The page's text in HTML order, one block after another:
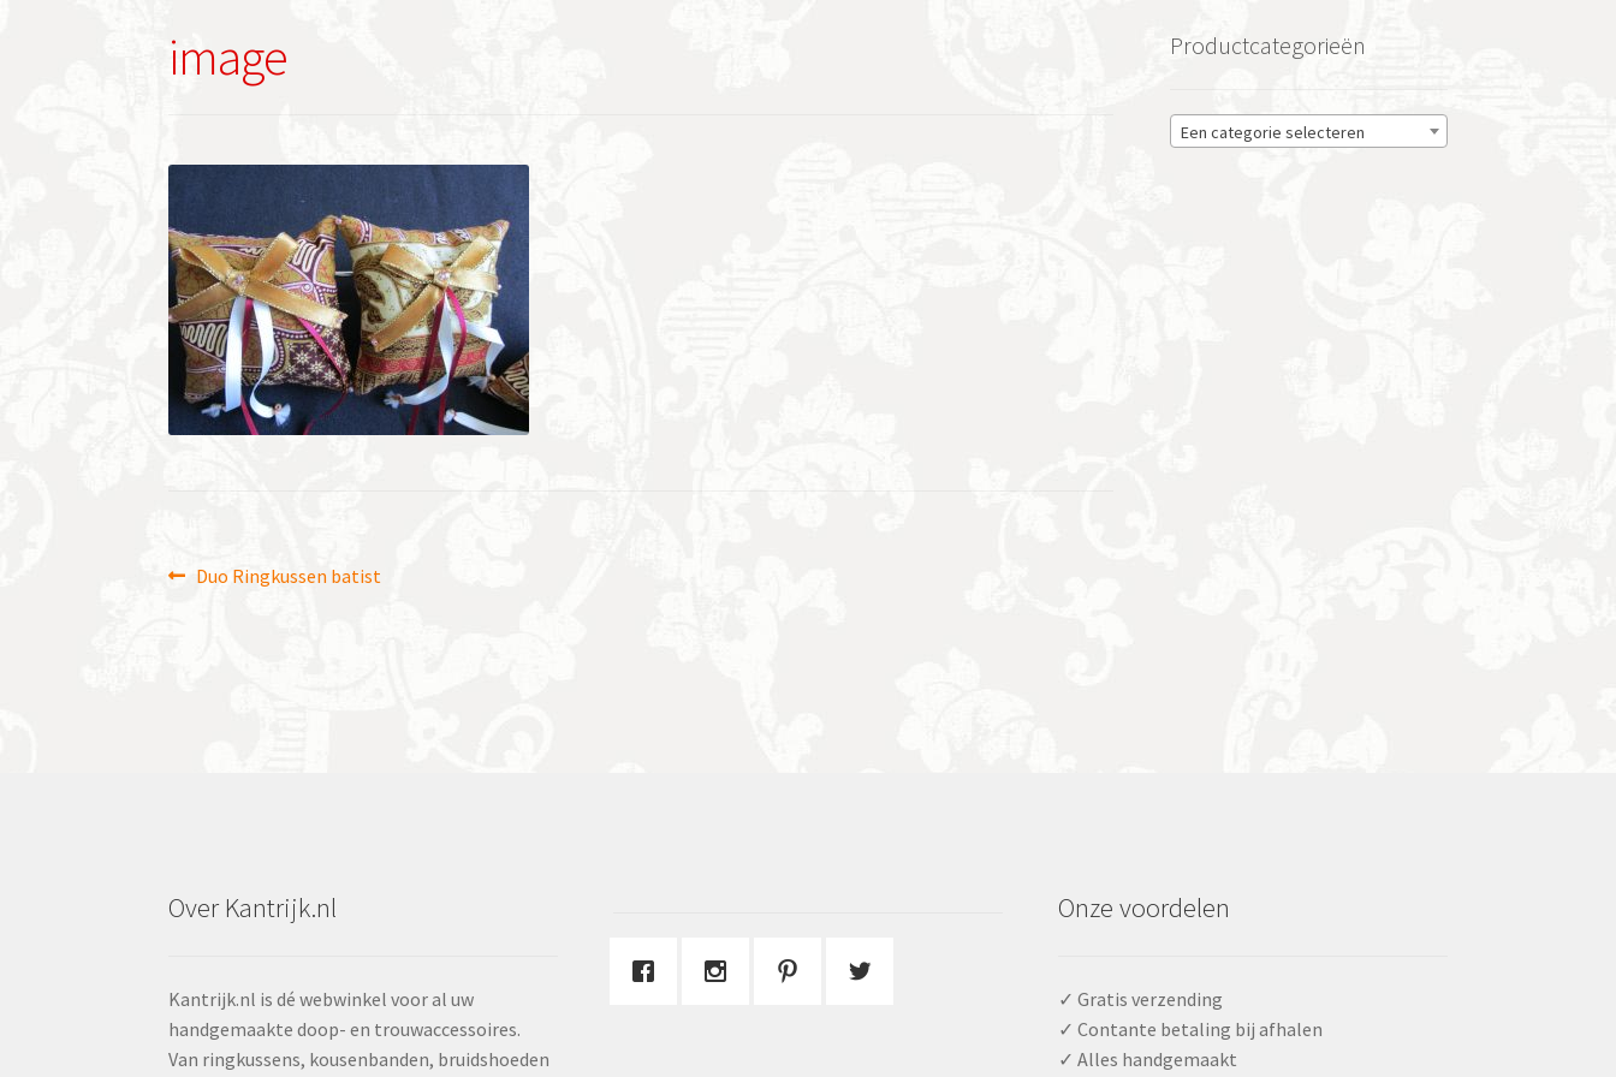
image
Bericht
Vorig
Duo Ringkussen batist
Productcategorieën
Een categorie selecteren
Over Kantrijk.nl
Kantrijk.nl is dé webwinkel voor al uw
handgemaakte doop- en trouwaccessoires.
Van ringkussens, kousenbanden, bruidshoeden
Onze voordelen
✓ Gratis verzending
✓ Contante betaling bij afhalen
✓ Alles handgemaakt